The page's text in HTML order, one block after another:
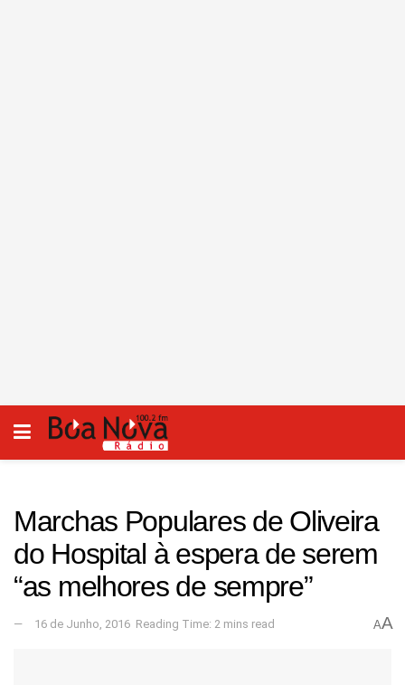
Marchas Populares de Oliveira
do Hospital à espera de serem
“as melhores de sempre”
16 de Junho, 2016 Reading Time: 2 mins read AA